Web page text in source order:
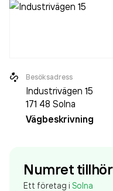
Besöksadress
Industrivägen 15
171 48 Solna
Vägbeskrivning
Numret tillhör
Ett företag i Solna